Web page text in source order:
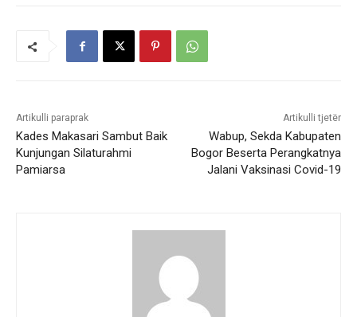
Artikulli paraprak
Kades Makasari Sambut Baik
Kunjungan Silaturahmi
Pamiarsa
Artikulli tjetër
Wabup, Sekda Kabupaten
Bogor Beserta Perangkatnya
Jalani Vaksinasi Covid-19